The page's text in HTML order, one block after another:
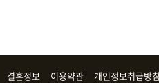
결혼정보 이용약관 개인정보취급방